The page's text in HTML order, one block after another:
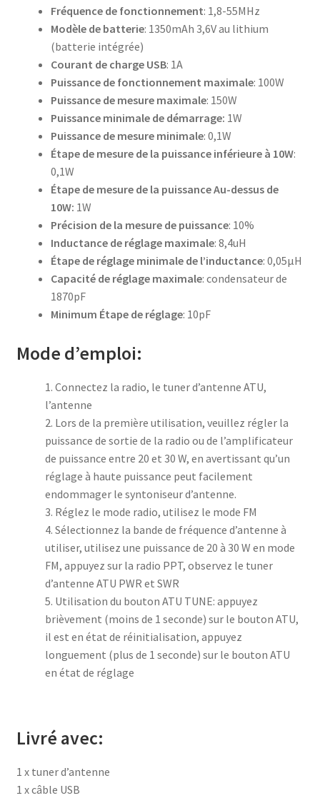
Fréquence de fonctionnement: 1,8-55MHz
Modèle de batterie: 1350mAh 3,6V au lithium
(batterie intégrée)
Courant de charge USB: 1A
Puissance de fonctionnement maximale: 100W
Puissance de mesure maximale: 150W
Puissance minimale de démarrage: 1W
Puissance de mesure minimale: 0,1W
Étape de mesure de la puissance inférieure à 10W:
0,1W
Étape de mesure de la puissance Au-dessus de
10W: 1W
Précision de la mesure de puissance: 10%
Inductance de réglage maximale: 8,4uH
Étape de réglage minimale de l’inductance: 0,05μH
Capacité de réglage maximale: condensateur de
1870pF
Minimum Étape de réglage: 10pF
Mode d’emploi:
1. Connectez la radio, le tuner d’antenne ATU,
l’antenne
2. Lors de la première utilisation, veuillez régler la
puissance de sortie de la radio ou de l’amplificateur
de puissance entre 20 et 30 W, en avertissant qu’un
réglage à haute puissance peut facilement
endommager le syntoniseur d’antenne.
3. Réglez le mode radio, utilisez le mode FM
4. Sélectionnez la bande de fréquence d’antenne à
utiliser, utilisez une puissance de 20 à 30 W en mode
FM, appuyez sur la radio PPT, observez le tuner
d’antenne ATU PWR et SWR
5. Utilisation du bouton ATU TUNE: appuyez
brièvement (moins de 1 seconde) sur le bouton ATU,
il est en état de réinitialisation, appuyez
longuement (plus de 1 seconde) sur le bouton ATU
en état de réglage
Livré avec:
1 x tuner d’antenne
1 x câble USB